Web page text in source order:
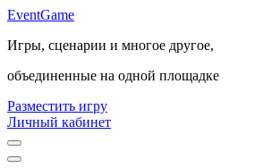
EventGame
Игры, сценарии и многое другое,
объединенные на одной площадке
Разместить игру
Личный кабинет